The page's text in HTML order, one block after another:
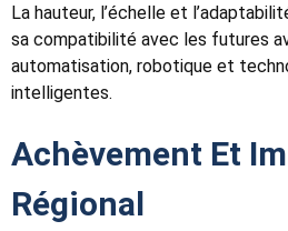
La hauteur, l’échelle et
sa compatibilité avec les futures
automatisation, robotique et
intelligentes.
Achèvement Et
Régional